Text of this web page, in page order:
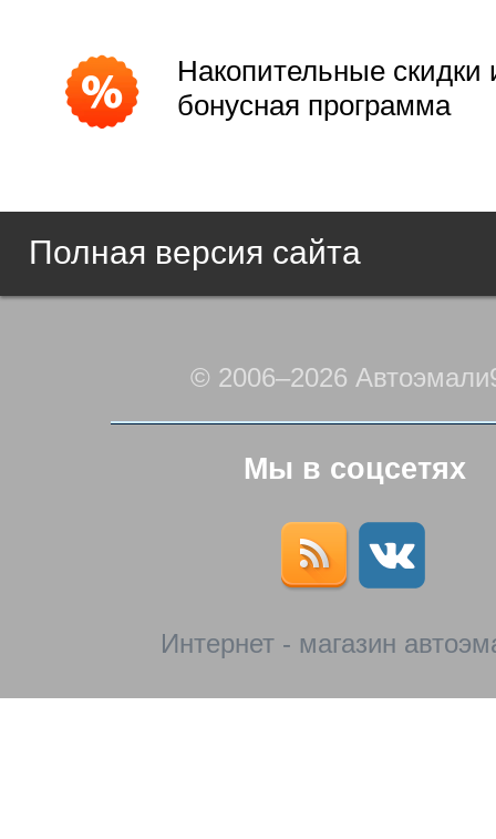
Накопительные скидки
бонусная программа
Полная версия сайта
© 2006–2026
Мы в соцсетях
Интернет - магазин